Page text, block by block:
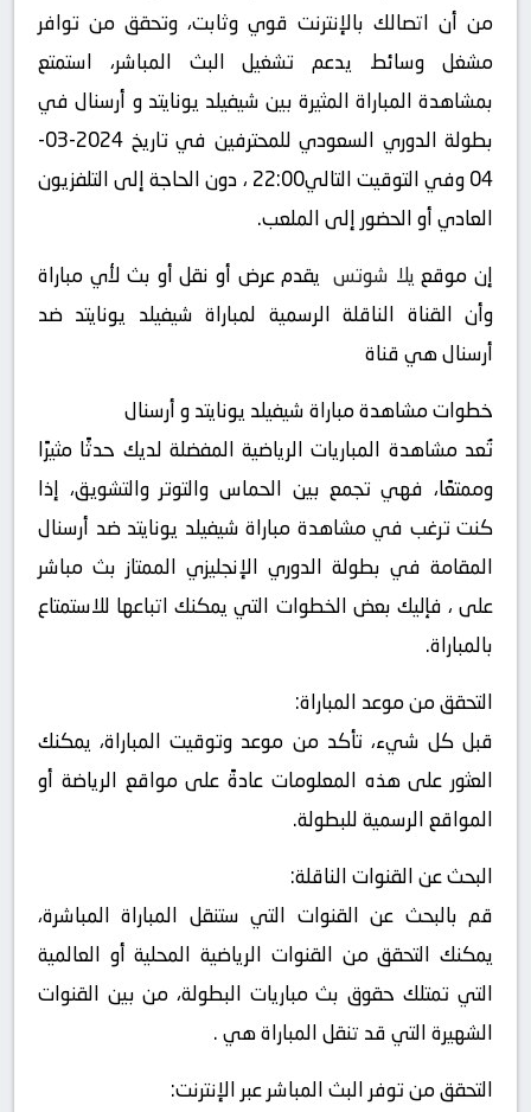
من أن اتصالك بالإنترنت قوي وثابت، وتحقق من توافر
مشغل وسائط يدعم تشغيل البث المباشر، استمتع
بمشاهدة المباراة المثيرة بين شيفيلد يونايتد و أرسنال في
بطولة الدوري السعودي للمحترفين في تاريخ 2024-03-
04 وفي التوقيت التالي22:00 ، دون الحاجة إلى التلفزيون
العادي أو الحضور إلى الملعب.
إن موقع يلا شوتسيقدم عرض أو نقل أو بث لأي مباراة
وأن القناة الناقلة الرسمية لمباراة شيفيلد يونايتد ضد
أرسنال هي قناة
خطوات مشاهدة مباراة شيفيلد يونايتد و أرسنال
تُعد مشاهدة المباريات الرياضية المفضلة لديك حدثًا مثيرًا
وممتعًا، فهي تجمع بين الحماس والتوتر والتشويق، إذا
كنت ترغب في مشاهدة مباراة شيفيلد يونايتد ضد أرسنال
المقامة في بطولة الدوري الإنجليزي الممتاز بث مباشر
على ، فإليك بعض الخطوات التي يمكنك اتباعها للاستمتاع
بالمباراة.
التحقق من موعد المباراة:
قبل كل شيء، تأكد من موعد وتوقيت المباراة، يمكنك
العثور على هذه المعلومات عادةً على مواقع الرياضة أو
المواقع الرسمية للبطولة.
البحث عن القنوات الناقلة:
قم بالبحث عن القنوات التي ستنقل المباراة المباشرة،
يمكنك التحقق من القنوات الرياضية المحلية أو العالمية
التي تمتلك حقوق بث مباريات البطولة، من بين القنوات
الشهيرة التي قد تنقل المباراة هي .
التحقق من توفر البث المباشر عبر الإنترنت: